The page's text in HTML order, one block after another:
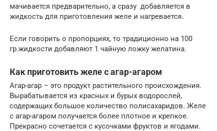
мачивается предварительно, а сразу добавляется в
жидкость для приготовления желе и нагревается.
Если говорить о пропорциях, то традиционно на 100
гр.жидкости добавляют 1 чайную ложку желатина.
Как приготовить желе с агар-агаром
Агар-агар – это продукт растительного происхождения.
Вырабатывается из красных и бурых водорослей,
содержащих большое количество полисахаридов. Желе
с агар-агаром получается более плотное и крепкое.
Прекрасно сочетается с кусочками фруктов и ягодами.